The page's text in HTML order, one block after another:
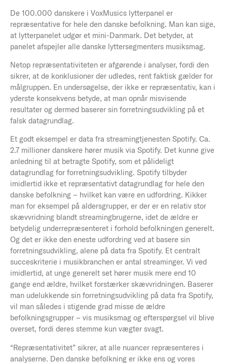
De 100.000 danskere i VoxMusics lytterpanel er
repræsentative for hele den danske befolkning. Man kan sige,
at lytterpanelet udgør et mini-Danmark. Det betyder, at
panelet afspejler alle danske lyttersegmenters musiksmag.
Netop repræsentativiteten er afgørende i analyser, fordi den
sikrer, at de konklusioner der udledes, rent faktisk gælder for
målgruppen. En undersøgelse, der ikke er repræsentativ, kan i
yderste konsekvens betyde, at man opnår misvisende
resultater og dermed baserer sin forretningsudvikling på et
falsk datagrundlag.
Et godt eksempel er data fra streamingtjenesten Spotify. Ca.
2.7 millioner danskere hører musik via Spotify. Det kunne give
anledning til at betragte Spotify, som et pålideligt
datagrundlag for forretningsudvikling. Spotify tilbyder
imidlertid ikke et repræsentativt datagrundlag for hele den
danske befolkning – hvilket kan være en udfordring. Kikker
man for eksempel på aldersgrupper, er der er en relativ stor
skævvridning blandt streamingbrugerne, idet de ældre er
betydelig underrepræsenteret i forhold befolkningen generelt.
Og det er ikke den eneste udfordring ved at basere sin
forretningsudvikling, alene på data fra Spotify. Et centralt
succeskriterie i musikbranchen er antal streaminger. Vi ved
imidlertid, at unge generelt set hører musik mere end 10
gange end ældre, hvilket forstærker skævvridningen. Baserer
man udelukkende sin forretningsudvikling på data fra Spotify,
vil man således i stigende grad misse de ældre
befolkningsgrupper – vis musiksmag og efterspørgsel vil blive
overset, fordi deres stemme kun vægter svagt.
“Repræsentativitet” sikrer, at alle nuancer repræsenteres i
analyserne. Den danske befolkning er ikke ens og vores